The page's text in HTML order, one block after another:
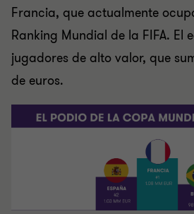
Francia, que actualmente
Ranking Mundial de la FIFA. El
jugadores de alto valor, que
de euros.